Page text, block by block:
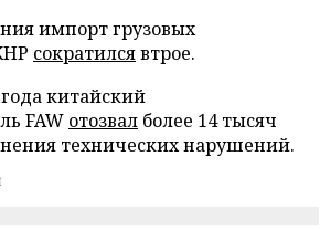
импорт грузовых
сократилсявтрое.
китайский
FAW отозвал более 14 тысяч
технических нарушений.